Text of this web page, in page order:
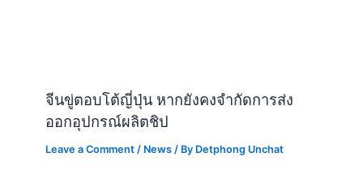
จีนขู่ตอบโต้ญี่ปุ่น หากยังคงจำกัดการส่ง
ออกอุปกรณ์ผลิตชิป
Leave a Comment / News / By Detphong Unchat